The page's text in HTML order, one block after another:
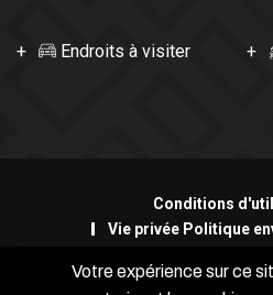
Endroits à visiter
Conditions
Vie privée Politique
Français
Votre expérience sur ce